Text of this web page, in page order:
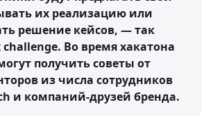
их реализацию или
решение кейсов, — так
Во время хакатона
получить советы от
из числа сотрудников
и компаний-друзей бренда.